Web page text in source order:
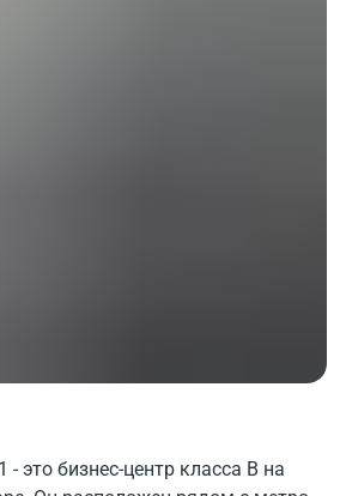
- это бизнес-центр класса B на